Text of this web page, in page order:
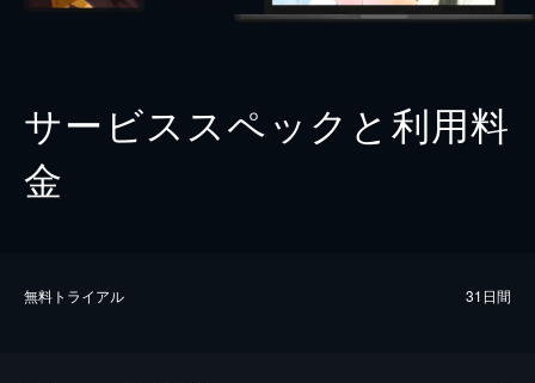
サービススペックと利用料
金
無料トライアル 31日間